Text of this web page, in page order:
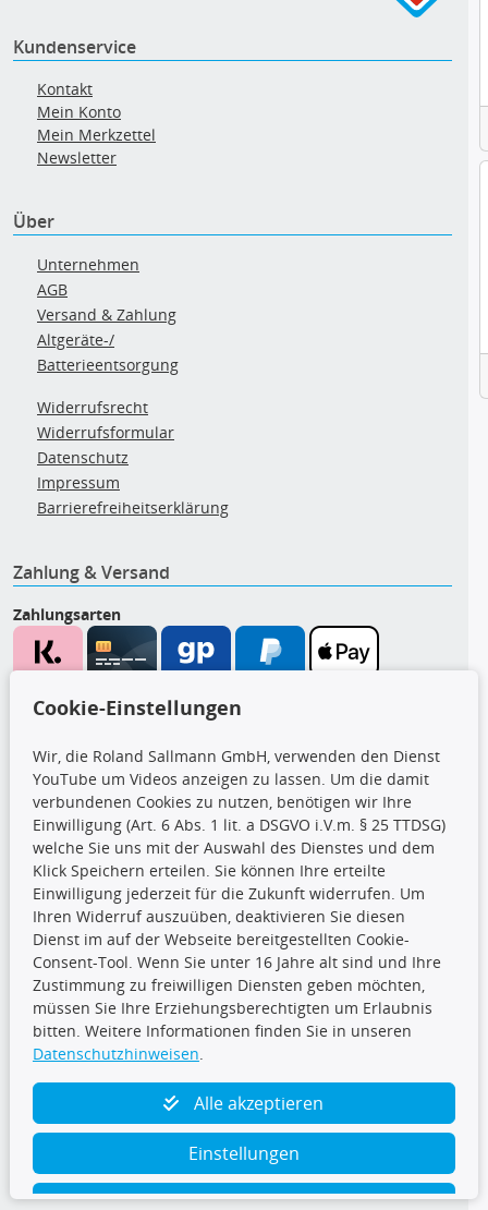
Kundenservice
Kontakt
Mein Konto
Mein Merkzettel
Newsletter
Über
Unternehmen
AGB
Versand & Zahlung
Altgeräte-/
Batterieentsorgung
Widerrufsrecht
Widerrufsformular
Datenschutz
Impressum
Barrierefreiheitserklärung
Zahlung & Versand
Zahlungsarten
CARAT Gruppe
Folge uns
TecDoc Inside
Cookie-Einstellungen
Wir, die Roland Sallmann GmbH, verwenden den Dienst
YouTube um Videos anzeigen zu lassen. Um die damit
verbundenen Cookies zu nutzen, benötigen wir Ihre
Einwilligung (Art. 6 Abs. 1 lit. a DSGVO i.V.m. § 25 TTDSG)
welche Sie uns mit der Auswahl des Dienstes und dem
Klick Speichern erteilen. Sie können Ihre erteilte
Einwilligung jederzeit für die Zukunft widerrufen. Um
Ihren Widerruf auszuüben, deaktivieren Sie diesen
Dienst im auf der Webseite bereitgestellten Cookie-
Consent-Tool. Wenn Sie unter 16 Jahre alt sind und Ihre
Zustimmung zu freiwilligen Diensten geben möchten,
müssen Sie Ihre Erziehungsberechtigten um Erlaubnis
bitten. Weitere Informationen finden Sie in unseren
Datenschutzhinweisen.
Alle akzeptieren
Einstellungen
Ablehnen